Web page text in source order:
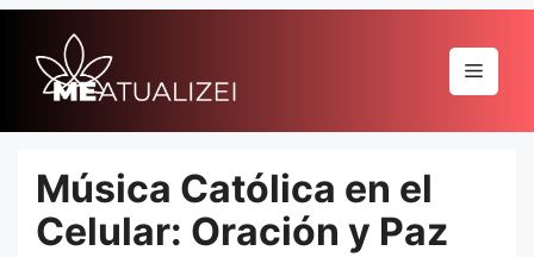
para
Menu
Música Católica en el
Celular: Oración y Paz